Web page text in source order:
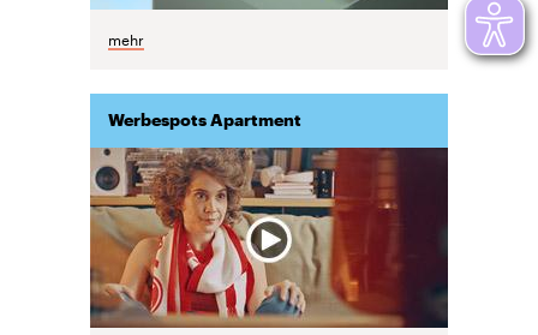
mehr
Werbespots Apartment